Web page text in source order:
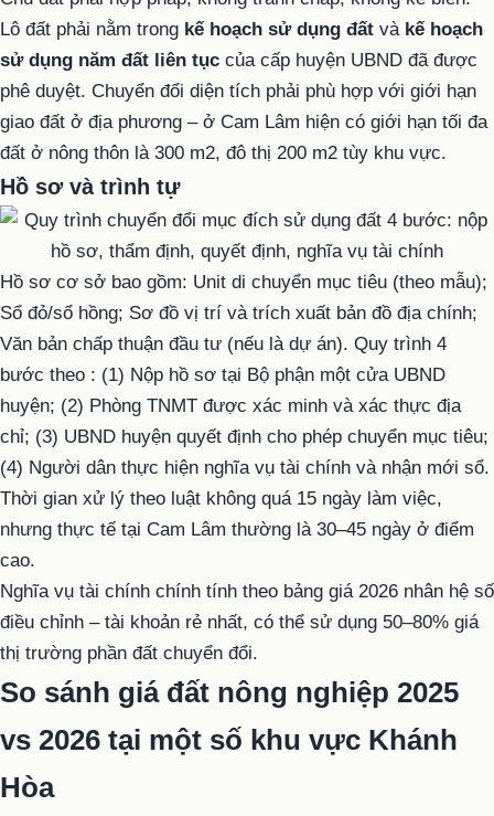
Lô đất phải nằm trong kế hoạch sử dụng đất và kế hoạch
sử dụng năm đất liên tục của cấp huyện UBND đã được
phê duyệt. Chuyển đổi diện tích phải phù hợp với giới hạn
giao đất ở địa phương – ở Cam Lâm hiện có giới hạn tối đa
đất ở nông thôn là 300 m2, đô thị 200 m2 tùy khu vực.
Hồ sơ và trình tự
Hồ sơ cơ sở bao gồm: Unit di chuyển mục tiêu (theo mẫu);
Sổ đỏ/sổ hồng; Sơ đồ vị trí và trích xuất bản đồ địa chính;
Văn bản chấp thuận đầu tư (nếu là dự án). Quy trình 4
bước theo : (1) Nộp hồ sơ tại Bộ phận một cửa UBND
huyện; (2) Phòng TNMT được xác minh và xác thực địa
chỉ; (3) UBND huyện quyết định cho phép chuyển mục tiêu;
(4) Người dân thực hiện nghĩa vụ tài chính và nhận mới sổ.
Thời gian xử lý theo luật không quá 15 ngày làm việc,
nhưng thực tế tại Cam Lâm thường là 30–45 ngày ở điểm
cao.
Nghĩa vụ tài chính chính tính theo bảng giá 2026 nhân hệ số
điều chỉnh – tài khoản rẻ nhất, có thể sử dụng 50–80% giá
thị trường phần đất chuyển đổi.
So sánh giá đất nông nghiệp 2025
vs 2026 tại một số khu vực Khánh
Hòa